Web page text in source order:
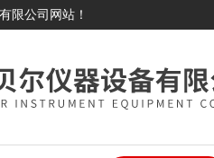
限公司网站！